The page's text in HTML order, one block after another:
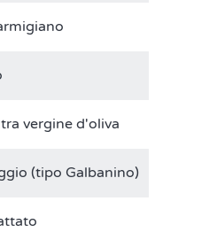
vergine d'oliva
(tipo Galbanino)